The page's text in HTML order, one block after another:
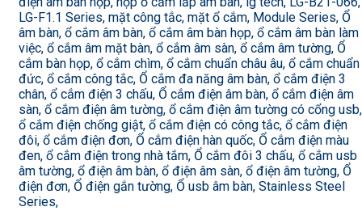
LG-F1.1 Series, mặt công tắc, mặt ổ cắm, Module Series, Ổ
âm bàn, ổ cắm âm bàn, ổ cắm âm bàn họp, ổ cắm âm bàn làm
việc, ổ cắm âm mặt bàn, ổ cắm âm sàn, ổ cắm âm tường, Ổ
cắm bàn họp, ổ cắm chìm, ổ cắm chuẩn châu âu, ổ cắm chuẩn
đức, ổ cắm công tắc, Ổ cắm đa năng âm bàn, ổ cắm điện 3
chân, ổ cắm điện 3 chấu, Ổ cắm điện âm bàn, ổ cắm điện âm
sàn, ổ cắm điện âm tường, ổ cắm điện âm tường có cổng usb,
ổ cắm điện chống giật, ổ cắm điện có công tắc, ổ cắm điện
đôi, ổ cắm điện đơn, Ổ cắm điện hàn quốc, Ổ cắm điện màu
đen, ổ cắm điện trong nhà tắm, Ổ cắm đôi 3 chấu, ổ cắm usb
âm tường, ổ điện âm bàn, ổ điện âm sàn, ổ điện âm tường, Ổ
điện đơn, Ổ điện gắn tường, Ổ usb âm bàn, Stainless Steel
Series,